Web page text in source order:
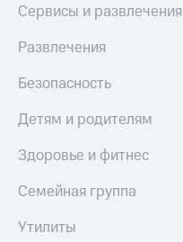
Сервисы и развлечения
Развлечения
Безопасность
Детям и родителям
Здоровье и фитнес
Семейная группа
Утилиты